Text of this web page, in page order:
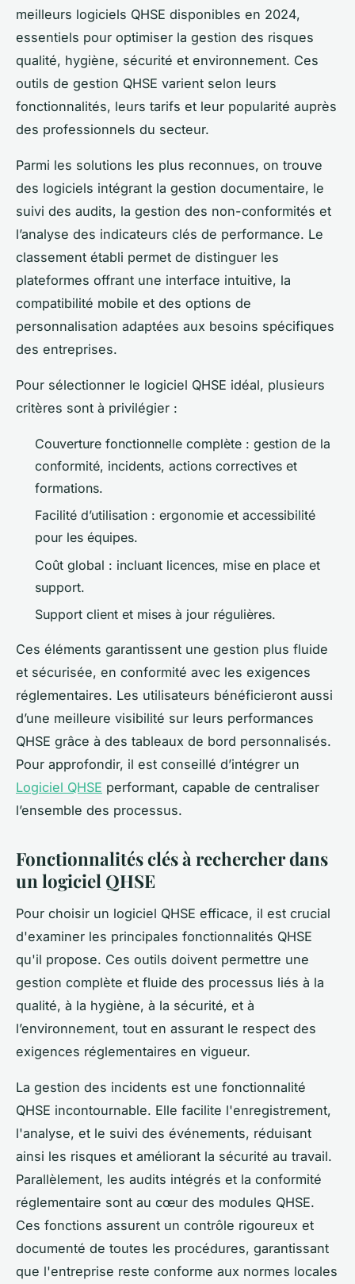
meilleurs logiciels QHSE disponibles en 2024,
essentiels pour optimiser la gestion des risques
qualité, hygiène, sécurité et environnement. Ces
outils de gestion QHSE varient selon leurs
fonctionnalités, leurs tarifs et leur popularité auprès
des professionnels du secteur.
Parmi les solutions les plus reconnues, on trouve
des logiciels intégrant la gestion documentaire, le
suivi des audits, la gestion des non-conformités et
l’analyse des indicateurs clés de performance. Le
classement établi permet de distinguer les
plateformes offrant une interface intuitive, la
compatibilité mobile et des options de
personnalisation adaptées aux besoins spécifiques
des entreprises.
Pour sélectionner le logiciel QHSE idéal, plusieurs
critères sont à privilégier :
Couverture fonctionnelle complète : gestion de la
conformité, incidents, actions correctives et
formations.
Facilité d’utilisation : ergonomie et accessibilité
pour les équipes.
Coût global : incluant licences, mise en place et
support.
Support client et mises à jour régulières.
Ces éléments garantissent une gestion plus fluide
et sécurisée, en conformité avec les exigences
réglementaires. Les utilisateurs bénéficieront aussi
d’une meilleure visibilité sur leurs performances
QHSE grâce à des tableaux de bord personnalisés.
Pour approfondir, il est conseillé d’intégrer un
Logiciel QHSE performant, capable de centraliser
l’ensemble des processus.
Fonctionnalités clés à rechercher dans
un logiciel QHSE
Pour choisir un logiciel QHSE efficace, il est crucial
d'examiner les principales fonctionnalités QHSE
qu'il propose. Ces outils doivent permettre une
gestion complète et fluide des processus liés à la
qualité, à la hygiène, à la sécurité, et à
l’environnement, tout en assurant le respect des
exigences réglementaires en vigueur.
La gestion des incidents est une fonctionnalité
QHSE incontournable. Elle facilite l'enregistrement,
l'analyse, et le suivi des événements, réduisant
ainsi les risques et améliorant la sécurité au travail.
Parallèlement, les audits intégrés et la conformité
réglementaire sont au cœur des modules QHSE.
Ces fonctions assurent un contrôle rigoureux et
documenté de toutes les procédures, garantissant
que l'entreprise reste conforme aux normes locales